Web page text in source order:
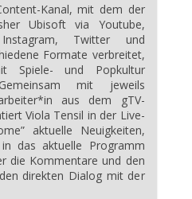
Kanal, mit dem der
Ubisoft via Youtube,
Twitter und
Formate verbreitet,
Spiele- und Popkultur
mit jeweils
aus dem gTV-
Viola Tensil in der Live-
aktuelle Neuigkeiten,
das aktuelle Programm
die Kommentare und den
direkten Dialog mit der